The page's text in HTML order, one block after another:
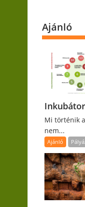
Ajánló
Mi történik
nem...
Ajánló